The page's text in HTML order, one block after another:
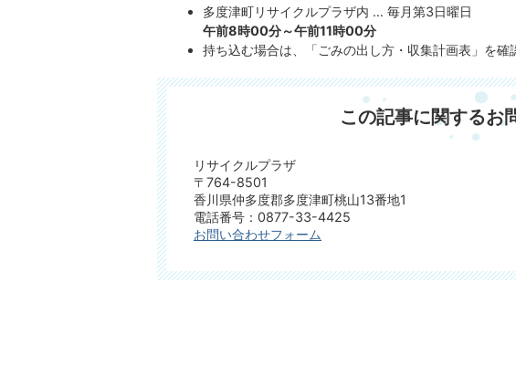
多度津町リサイクルプラザ内 … 毎月第3日曜日
午前8時00分～午前11時00分
持ち込む場合は、「ごみの出し方・収集計画表」を確
この記事に関するお
リサイクルプラザ
〒764-8501
香川県仲多度郡多度津町桃山13番地1
電話番号：0877-33-4425
お問い合わせフォーム